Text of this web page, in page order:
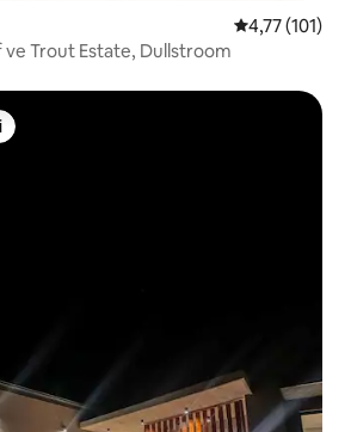
5 üzerinden
4,77 (101)
ve Trout Estate, Dullstroom